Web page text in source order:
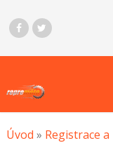
Úvod » Registrace